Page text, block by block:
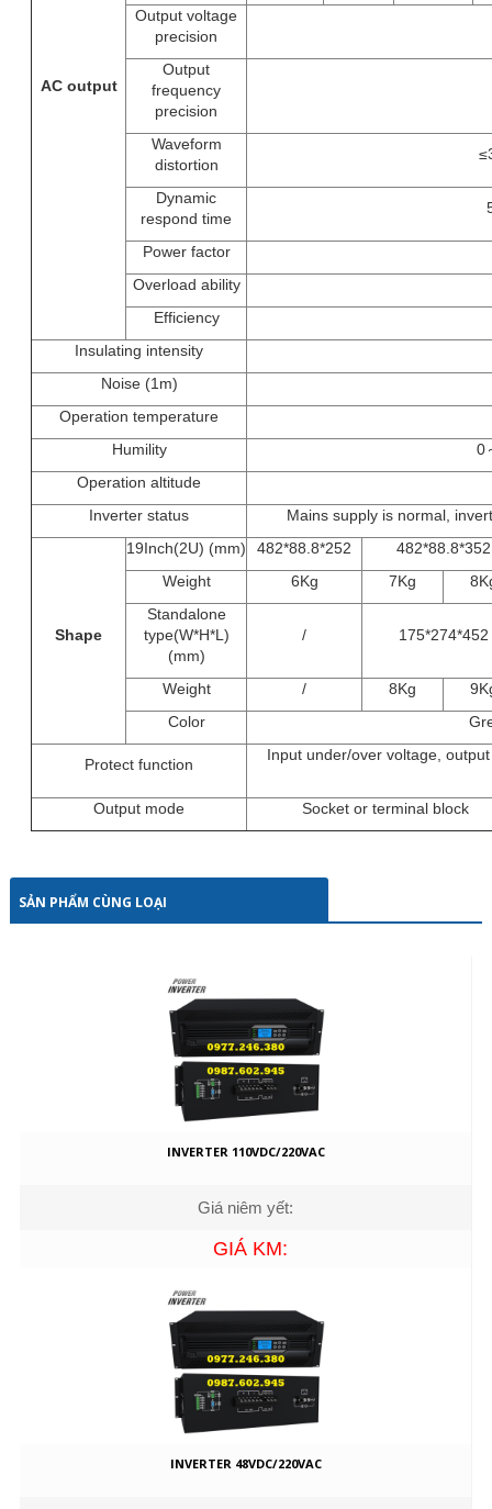
AC output
Output voltage
precision
Output
frequency
precision
Waveform
distortion
Dynamic
respond time
Power factor
Overload ability
Efficiency
Insulating intensity
Noise (1m)
Operation temperature
Humility
0
Operation altitude
Inverter status
Mains supply is normal,
Shape
19Inch(2U) (mm) 482*88.8*252
482*88.8*352
Weight
6Kg 7Kg
Standalone
type(W*H*L)
(mm)
/ 175*274*452
Weight / 8Kg
Color
Protect function
Input under/over voltage,
Output mode Socket or terminal block
SẢN PHẨM CÙNG LOẠI
INVERTER 110VDC/220VAC
Giá niêm yết:
GIÁ KM:
INVERTER 48VDC/220VAC